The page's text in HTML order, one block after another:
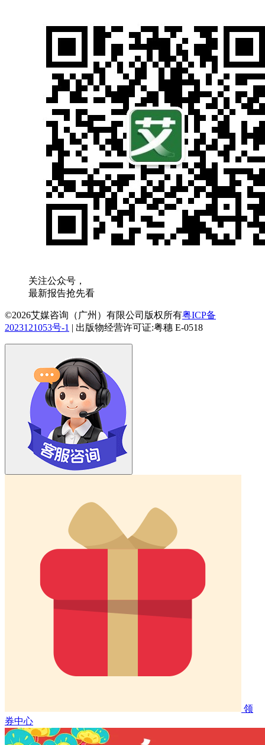
关注公众号，
最新报告抢先看
©2026艾媒咨询（广州）有限公司版权所有粤ICP备
2023121053号-1 | 出版物经营许可证:粤穗 E-0518
领
券中心